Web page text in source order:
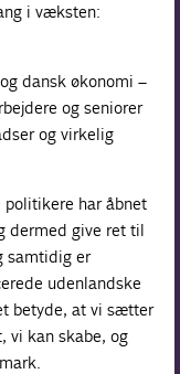
i væksten:
dansk økonomi –
og seniorer
og virkelig
har åbnet
dermed give ret til
samtidig er
udenlandske
betyde, at vi sætter
vi kan skabe, og